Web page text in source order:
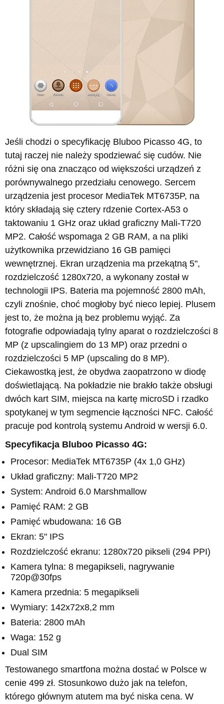
Jeśli chodzi o specyfikację Bluboo Picasso 4G, to
tutaj raczej nie należy spodziewać się cudów. Nie
różni się ona znacząco od większości urządzeń z
porównywalnego przedziału cenowego. Sercem
urządzenia jest procesor MediaTek MT6735P, na
który składają się cztery rdzenie Cortex-A53 o
taktowaniu 1 GHz oraz układ graficzny Mali-T720
MP2. Całość wspomaga 2 GB RAM, a na pliki
użytkownika przewidziano 16 GB pamięci
wewnętrznej. Ekran urządzenia ma przekątną 5",
rozdzielczość 1280x720, a wykonany został w
technologii IPS. Bateria ma pojemność 2800 mAh,
czyli znośnie, choć mogłoby być nieco lepiej. Plusem
jest to, że można ją bez problemu wyjąć. Za
fotografie odpowiadają tylny aparat o rozdzielczości 8
MP (z upscalingiem do 13 MP) oraz przedni o
rozdzielczości 5 MP (upscaling do 8 MP).
Ciekawostką jest, że obydwa zaopatrzono w diodę
doświetlającą. Na pokładzie nie brakło także obsługi
dwóch kart SIM, miejsca na kartę microSD i rzadko
spotykanej w tym segmencie łączności NFC. Całość
pracuje pod kontrolą systemu Android w wersji 6.0.
Specyfikacja Bluboo Picasso 4G:
Procesor: MediaTek MT6735P (4x 1,0 GHz)
Układ graficzny: Mali-T720 MP2
System: Android 6.0 Marshmallow
Pamięć RAM: 2 GB
Pamięć wbudowana: 16 GB
Ekran: 5" IPS
Rozdzielczość ekranu: 1280x720 pikseli (294 PPI)
Kamera tylna: 8 megapikseli, nagrywanie
720p@30fps
Kamera przednia: 5 megapikseli
Wymiary: 142x72x8,2 mm
Bateria: 2800 mAh
Waga: 152 g
Dual SIM
Testowanego smartfona można dostać w Polsce w
cenie 499 zł. Stosunkowo dużo jak na telefon,
którego głównym atutem ma być niska cena. W